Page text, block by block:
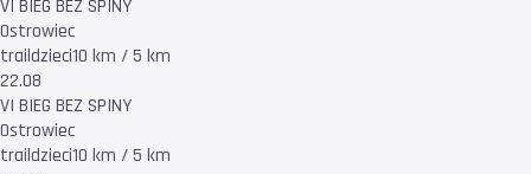
VI BIEG BEZ SPINY
Ostrowiec
traildzieci10 km / 5 km
22.08
VI BIEG BEZ SPINY
Ostrowiec
traildzieci10 km / 5 km